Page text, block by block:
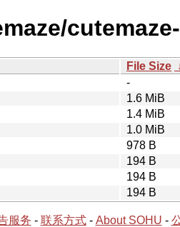
File Size
-
1.6 MiB
1.4 MiB
1.0 MiB
978 B
194 B
194 B
194 B
服务 - 联系方式- About SOHU -